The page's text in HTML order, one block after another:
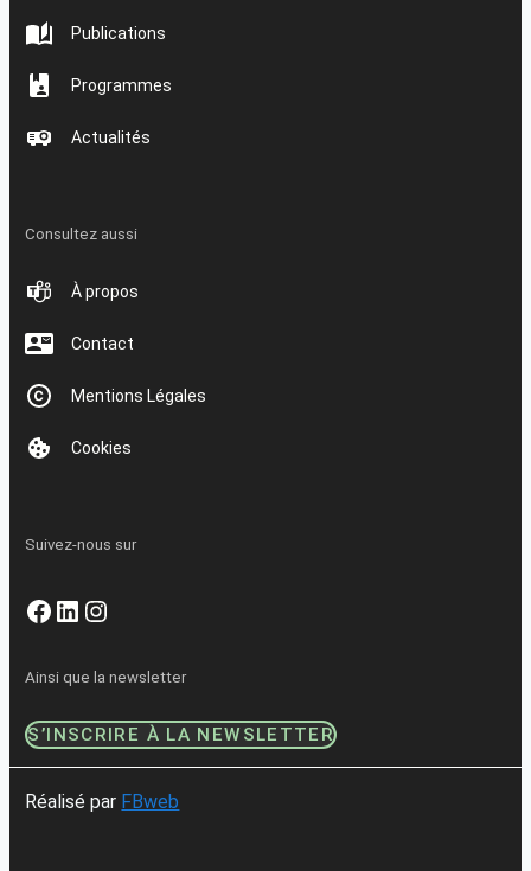
Publications
Programmes
Actualités
Consultez aussi
À propos
Contact
Mentions Légales
Cookies
Suivez-nous sur
Facebook
LinkedIn
Instagram
Ainsi que la newsletter
S’INSCRIRE À LA NEWSLETTER
Réalisé par FBweb